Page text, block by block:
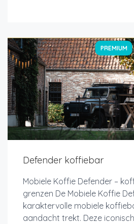
PREMIUM
Defender koffiebar
Mobiele Koffie Defender –
grenzen De Mobiele Koffie
karaktervolle mobiele
aandacht trekt. Deze